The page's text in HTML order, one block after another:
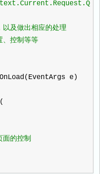
以及做出相应的处理
、控制等等
OnLoad(EventArgs e)
面的控制